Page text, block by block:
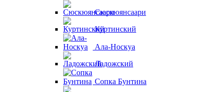
Сюскюянсаари
Куртинский
Ала-Носкуа
Ладожский
Сопка Бунтина